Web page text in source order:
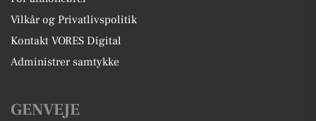
Vilkår og Privatlivspolitik
Kontakt VORES Digital
Administrer samtykke
GENVEJE